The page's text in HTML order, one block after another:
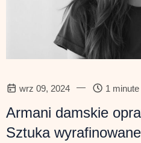
wrz 09, 2024 — 1
Armani damskie
Sztuka